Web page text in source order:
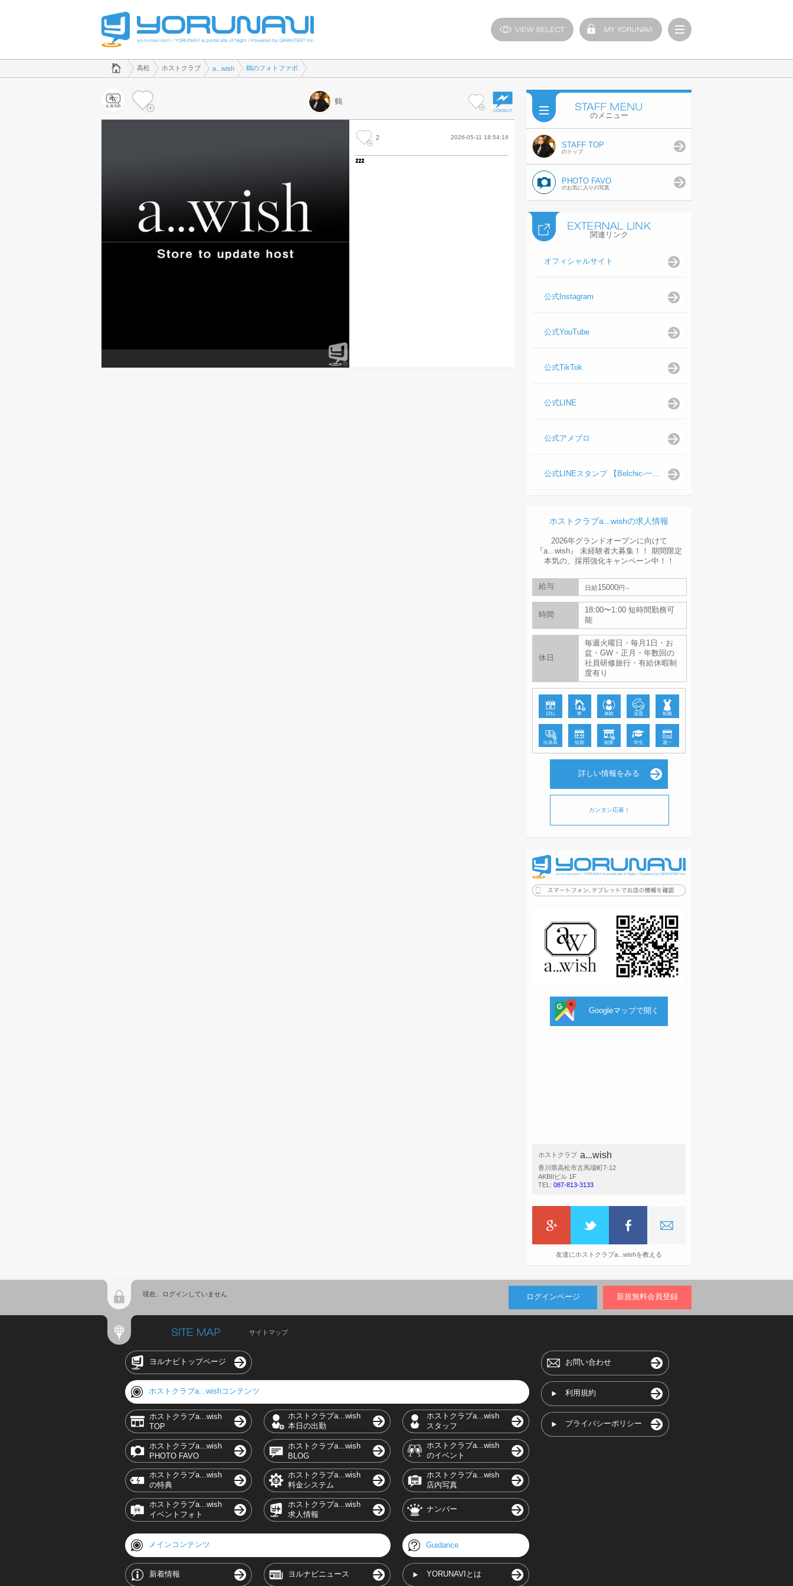
でホストクラブのことなら、ホストクラブ a...wish([kana])
香川県版
高松 ホストクラブ a...wish 鶴のフォトファボ
鶴
2 2026-05-11 18:54:16
💤
のメニュー
STAFF TOP
のトップ
PHOTO FAVO
のお気に入りの写真
関連リンク
オフィシャルサイト
公式Instagram
公式YouTube
公式TikTok
公式LINE
公式アメブロ
公式LINEスタンプ 【Belchic-一ノ瀬 仁支配人】
ホストクラブa...wishの求人情報
2026年グランドオープンに向けて
『a...wish』 未経験者大募集！！ 期間限定
本気の、採用強化キャンペーン中！！
給与 日給15000円
時間
18:00〜1:00 短時間勤務可
能
休日
毎週火曜日・毎月1日・お
盆・GW・正月・年数回の
社員研修旅行・有給休暇制
度有り
日払 寮 体験 送迎 制服
出来高 短期 副業 学生 週一
詳しい情報をみる
カンタン応募！
Googleマップで開く
ホストクラブ a...wish
香川県高松市古馬場町7-12
AKBIIビル 1F
TEL: 087-813-3133
友達にホストクラブa...wishを教える
現在、ログインしていません ログインページ 新規無料会員登録
サイトマップ
ヨルナビトップページ
ホストクラブa...wishコンテンツ
ホストクラブa...wish
TOP
ホストクラブa...wish
本日の出勤
ホストクラブa...wish
スタッフ
ホストクラブa...wish
PHOTO FAVO
ホストクラブa...wish
BLOG
ホストクラブa...wish
のイベント
ホストクラブa...wish
の特典
ホストクラブa...wish
料金システム
ホストクラブa...wish
店内写真
ホストクラブa...wish
イベントフォト
ホストクラブa...wish
求人情報
ナンバー
メインコンテンツ
新着情報 ヨルナビニュース
Guidance
YORUNAVIとは
お問い合わせ
利用規約
プライバシーポリシー